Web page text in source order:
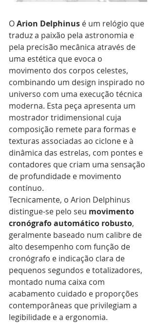
O Arion Delphinus é um relógio que
traduz a paixão pela astronomia e
pela precisão mecânica através de
uma estética que evoca o
movimento dos corpos celestes,
combinando um design inspirado no
universo com uma execução técnica
moderna. Esta peça apresenta um
mostrador tridimensional cuja
composição remete para formas e
texturas associadas ao ciclone e à
dinâmica das estrelas, com pontes e
contadores que criam uma sensação
de profundidade e movimento
contínuo.
Tecnicamente, o Arion Delphinus
distingue-se pelo seu movimento
cronógrafo automático robusto,
geralmente baseado num calibre de
alto desempenho com função de
cronógrafo e indicação clara de
pequenos segundos e totalizadores,
montado numa caixa com
acabamento cuidado e proporções
contemporâneas que privilegiam a
legibilidade e a ergonomia.